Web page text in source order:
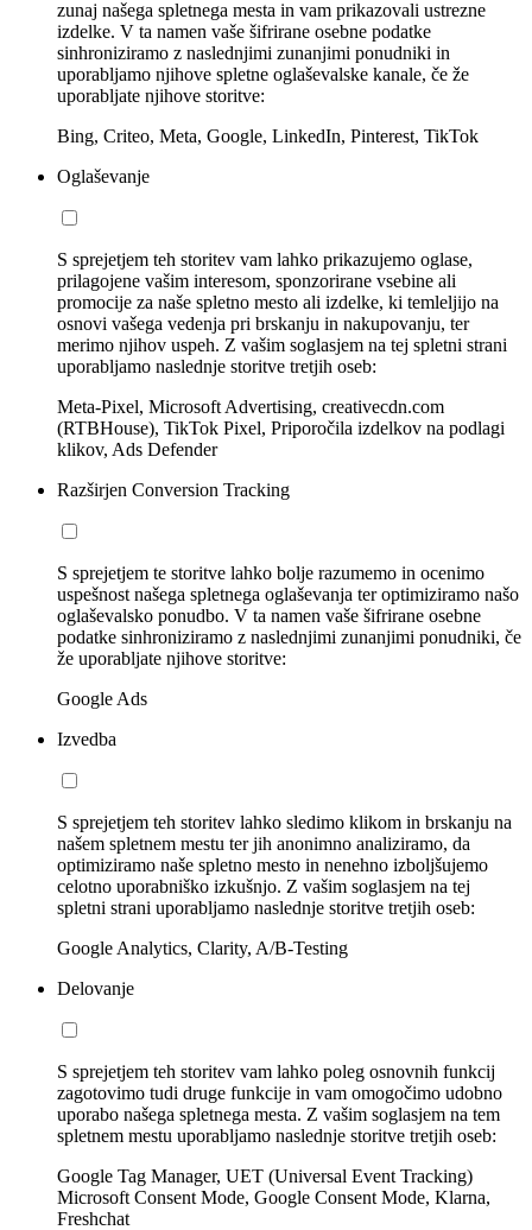
zunaj našega spletnega mesta in vam prikazovali ustrezne
izdelke. V ta namen vaše šifrirane osebne podatke
sinhroniziramo z naslednjimi zunanjimi ponudniki in
uporabljamo njihove spletne oglaševalske kanale, če že
uporabljate njihove storitve:
Bing, Criteo, Meta, Google, LinkedIn, Pinterest, TikTok
Oglaševanje
S sprejetjem teh storitev vam lahko prikazujemo oglase,
prilagojene vašim interesom, sponzorirane vsebine ali
promocije za naše spletno mesto ali izdelke, ki temleljijo na
osnovi vašega vedenja pri brskanju in nakupovanju, ter
merimo njihov uspeh. Z vašim soglasjem na tej spletni strani
uporabljamo naslednje storitve tretjih oseb:
Meta-Pixel, Microsoft Advertising, creativecdn.com
(RTBHouse), TikTok Pixel, Priporočila izdelkov na podlagi
klikov, Ads Defender
Razširjen Conversion Tracking
S sprejetjem te storitve lahko bolje razumemo in ocenimo
uspešnost našega spletnega oglaševanja ter optimiziramo našo
oglaševalsko ponudbo. V ta namen vaše šifrirane osebne
podatke sinhroniziramo z naslednjimi zunanjimi ponudniki, če
že uporabljate njihove storitve:
Google Ads
Izvedba
S sprejetjem teh storitev lahko sledimo klikom in brskanju na
našem spletnem mestu ter jih anonimno analiziramo, da
optimiziramo naše spletno mesto in nenehno izboljšujemo
celotno uporabniško izkušnjo. Z vašim soglasjem na tej
spletni strani uporabljamo naslednje storitve tretjih oseb:
Google Analytics, Clarity, A/B-Testing
Delovanje
S sprejetjem teh storitev vam lahko poleg osnovnih funkcij
zagotovimo tudi druge funkcije in vam omogočimo udobno
uporabo našega spletnega mesta. Z vašim soglasjem na tem
spletnem mestu uporabljamo naslednje storitve tretjih oseb:
Google Tag Manager, UET (Universal Event Tracking)
Microsoft Consent Mode, Google Consent Mode, Klarna,
Freshchat